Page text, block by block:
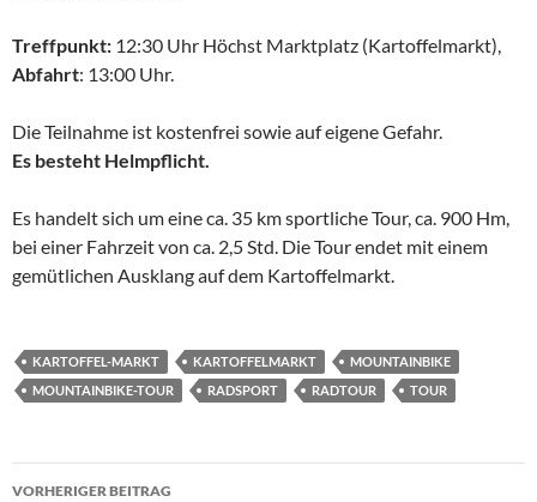
Treffpunkt: 12:30 Uhr Höchst Marktplatz (Kartoffelmarkt),
Abfahrt: 13:00 Uhr.
Die Teilnahme ist kostenfrei sowie auf eigene Gefahr.
Es besteht Helmpflicht.
Es handelt sich um eine ca. 35 km sportliche Tour, ca. 900 Hm,
bei einer Fahrzeit von ca. 2,5 Std. Die Tour endet mit einem
gemütlichen Ausklang auf dem Kartoffelmarkt.
KARTOFFEL-MARKT KARTOFFELMARKT
MOUNTAINBIKE
MOUNTAINBIKE-TOUR
RADSPORT RADTOUR TOUR
Beitragsnavigation
VORHERIGER BEITRAG